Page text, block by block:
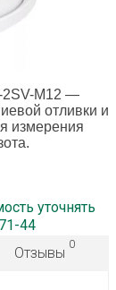
M12 —
отливки и
измерения
уточнять
44
Отзывы
0